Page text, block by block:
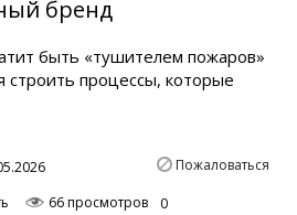
бренд
быть «тушителем пожаров»
процессы, которые
Пожаловаться
66 просмотров 0